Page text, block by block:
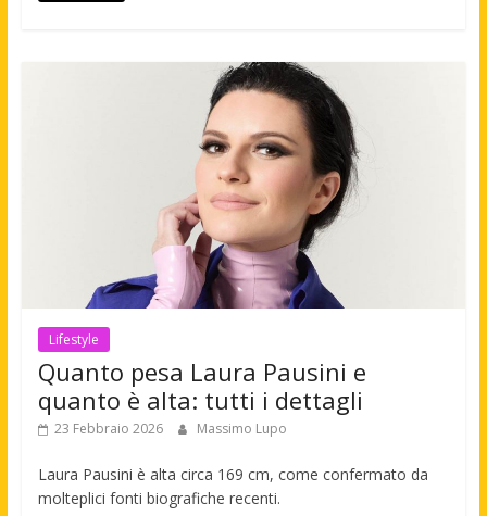
Lifestyle
Quanto pesa Laura Pausini e
quanto è alta: tutti i dettagli
23 Febbraio 2026 Massimo Lupo
Laura Pausini è alta circa 169 cm, come confermato da
molteplici fonti biografiche recenti.